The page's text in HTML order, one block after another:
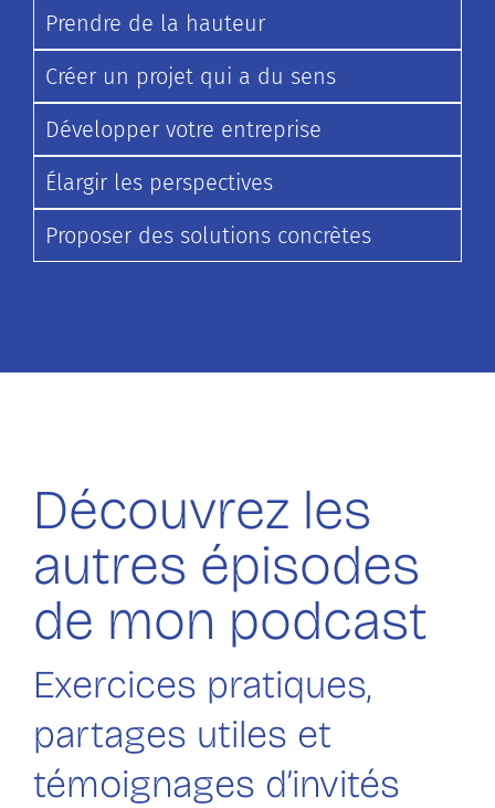
Prendre de la hauteur
Créer un projet qui a du sens
Développer votre entreprise
Élargir les perspectives
Proposer des solutions concrètes
Découvrez les
autres épisodes
de mon podcast
Exercices pratiques,
partages utiles et
témoignages d’invités